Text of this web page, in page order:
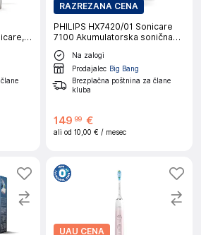
RAZREZANA CENA
PHILIPS HX7420/01 Sonicare
7100 Akumulatorska sonična
zobna ščetka
Na zalogi
Prodajalec Big Bang
Brezplačna poštnina za člane
kluba
149 99 €
ali od 10,00 € / mesec
UAU CENA